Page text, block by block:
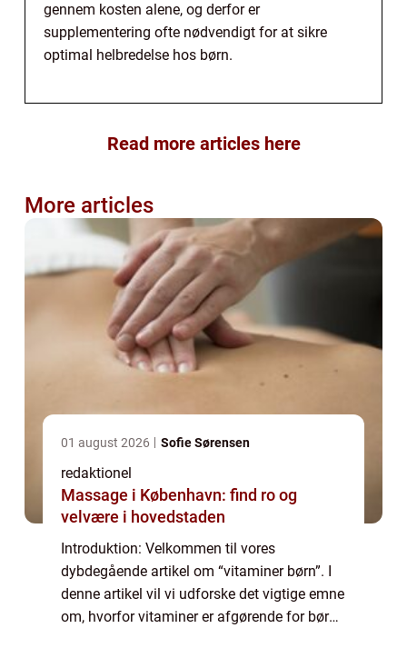
gennem kosten alene, og derfor er
supplementering ofte nødvendigt for at sikre
optimal helbredelse hos børn.
Read more articles here
More articles
01 august 2026 Sofie Sørensen
redaktionel
Massage i København: find ro og
velvære i hovedstaden
Introduktion: Velkommen til vores
dybdegående artikel om “vitaminer børn”. I
denne artikel vil vi udforske det vigtige emne
om, hvorfor vitaminer er afgørende for børns